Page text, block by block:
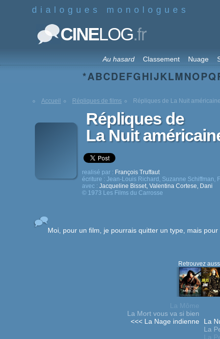
dialogues monologues
CINELOG.fr
Au hasard Classement Nuage
*ABCDEFGHIJKLMNOPQ
Accueil Répliques de films Répliques de La Nuit
Répliques de
La Nuit
realisé par : François Truffaut
écriture : Jean-Louis Richard , Suzanne Schiffman,
avec : Jacqueline Bisset, Valentina Cortese, Dani
© 1973 Les Films du Carrosse
Moi, pour un film, je pourrais quitter un type, mais
Retrouvez
La Môme
La Mort vous va si bien
<<< La Nage indienne
La
La
La